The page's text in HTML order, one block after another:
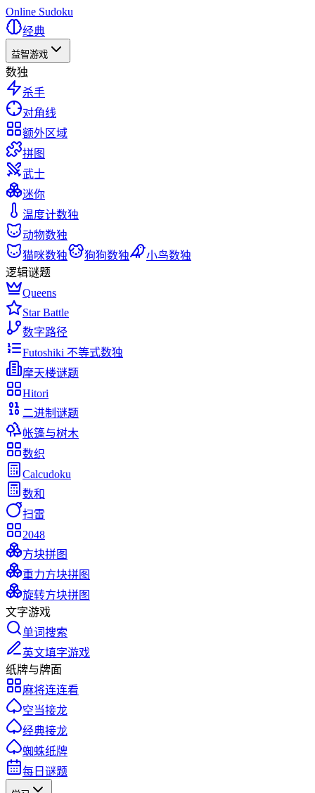
Online Sudoku
经典
益智游戏
数独
杀手
对角线
额外区域
拼图
武士
迷你
温度计数独
动物数独
猫咪数独
狗狗数独
小鸟数独
逻辑谜题
Queens
Star Battle
数字路径
Futoshiki 不等式数独
摩天楼谜题
Hitori
二进制谜题
帐篷与树木
数织
Calcudoku
数和
扫雷
2048
方块拼图
重力方块拼图
旋转方块拼图
文字游戏
单词搜索
英文填字游戏
纸牌与牌面
麻将连连看
空当接龙
经典接龙
蜘蛛纸牌
每日谜题